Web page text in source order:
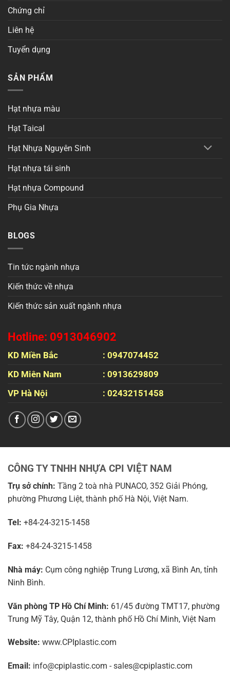
Chứng chỉ
Liên hệ
Tuyển dụng
SẢN PHẨM
Hạt nhựa màu
Hạt Taical
Hạt Nhựa Nguyên Sinh
Hạt nhựa tái sinh
Hạt nhựa Compound
Phụ Gia Nhựa
BLOGS
Tin tức ngành nhựa
Kiến thức về nhựa
Kiến thức sản xuất ngành nhựa
Hotline: 0913046902
KD Miền Bắc
: 0947074452
KD Miên Nam
: 0913629809
VP Hà Nội
: 02432151458
CÔNG TY TNHH NHỰA CPI VIỆT NAM
Trụ sở chính: Tầng 2 toà nhà PUNACO, 352 Giải Phóng,
phường Phương Liệt, thành phố Hà Nội, Việt Nam.
Tel: +84-24-3215-1458
Fax: +84-24-3215-1458
Nhà máy: Cụm công nghiệp Trung Lương, xã Bình An, tỉnh
Ninh Bình.
Văn phòng TP Hồ Chí Minh: 61/45 đường TMT17, phường
Trung Mỹ Tây, Quận 12, thành phố Hồ Chí Minh, Việt Nam
Website: www.CPIplastic.com
Email: info@cpiplastic.com - sales@cpiplastic.com